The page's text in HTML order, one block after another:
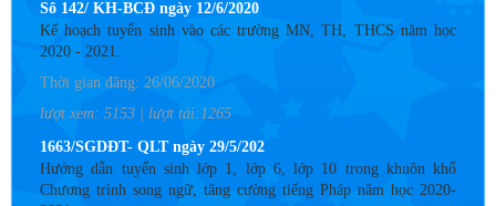
Kế hoạch tuyển sinh vào các trường MN, TH, THCS năm học
2020 - 2021.
Hướng dẫn tuyển sinh lớp 1, lớp 6, lớp 10 trong khuôn khổ
Chương trình song ngữ, tăng cường tiếng Pháp năm học 2020-
2021